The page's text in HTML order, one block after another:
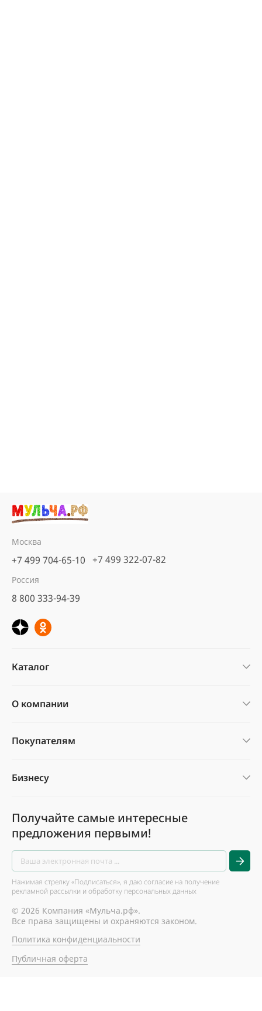
Москва
+7 499 704-65-10 +7 499 322-07-82
Россия
8 800 333-94-39
Каталог
О компании
Покупателям
Бизнесу
Получайте самые интересные
предложения первыми!
Нажимая стрелку «Подписаться», я даю согласие на получение
рекламной рассылки и обработку персональных данных
© 2026 Компания «Мульча.рф».
Все права защищены и охраняются законом.
Политика конфиденциальности
Публичная оферта